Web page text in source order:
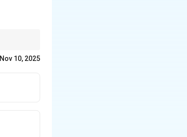
Nov 10, 2025